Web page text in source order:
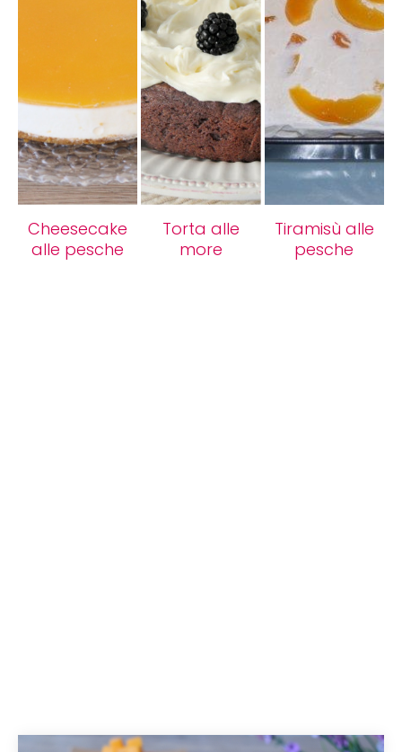
Cheesecake
alle pesche
Torta alle
more
Tiramisù alle
pesche